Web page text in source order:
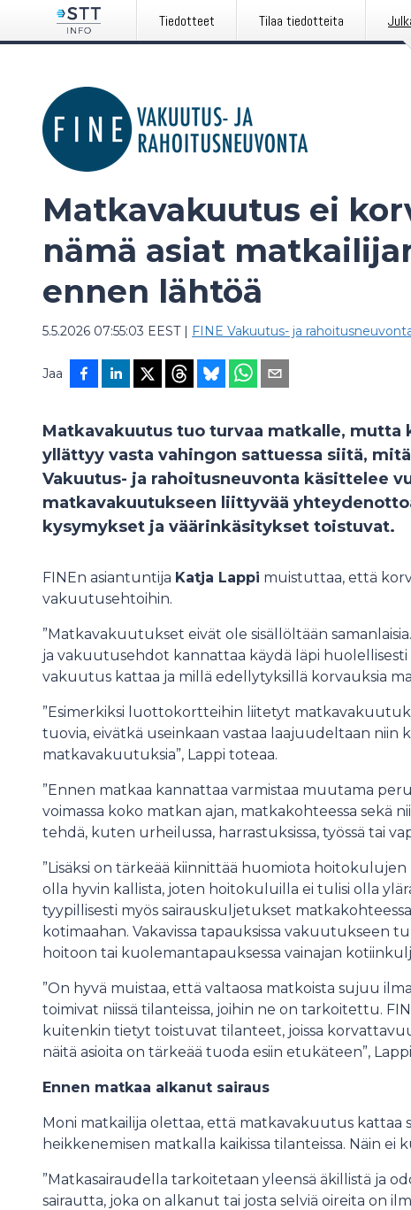
Tiedotteet Tilaa tiedotteita
Matkavakuutus ei
nämä asiat
ennen lähtöä
5.5.2026 07:55:03 EEST| FINE Vakuutus- ja
Jaa
Matkavakuutus tuo turvaa matkalle, mutta
yllättyy vasta vahingon sattuessa siitä,
Vakuutus- ja rahoitusneuvonta käsittelee
matkavakuutukseen liittyvää
kysymykset ja väärinkäsitykset toistuvat.
FINEn asiantuntija Katja Lappi muistuttaa, että
vakuutusehtoihin.
”Matkavakuutukset eivät ole sisällöltään
ja vakuutusehdot kannattaa käydä läpi
vakuutus kattaa ja millä edellytyksillä korvauksia
”Esimerkiksi luottokortteihin liitetyt
tuovia, eivätkä useinkaan vastaa laajuudeltaan niin
matkavakuutuksia”, Lappi toteaa.
”Ennen matkaa kannattaa varmistaa muutama
voimassa koko matkan ajan, matkakohteessa sekä
tehdä, kuten urheilussa, harrastuksissa, työssä tai
”Lisäksi on tärkeää kiinnittää huomiota
olla hyvin kallista, joten hoitokuluilla ei tulisi olla
tyypillisesti myös sairauskuljetukset
kotimaahan. Vakavissa tapauksissa vakuutukseen
hoitoon tai kuolemantapauksessa vainajan
”On hyvä muistaa, että valtaosa matkoista sujuu
toimivat niissä tilanteissa, joihin ne on tarkoitettu.
kuitenkin tietyt toistuvat tilanteet, joissa
näitä asioita on tärkeää tuoda esiin etukäteen”,
Ennen matkaa alkanut sairaus
Moni matkailija olettaa, että matkavakuutus kattaa
heikkenemisen matkalla kaikissa tilanteissa. Näin ei
”Matkasairaudella tarkoitetaan yleensä äkillistä ja
sairautta, joka on alkanut tai josta selviä oireita on